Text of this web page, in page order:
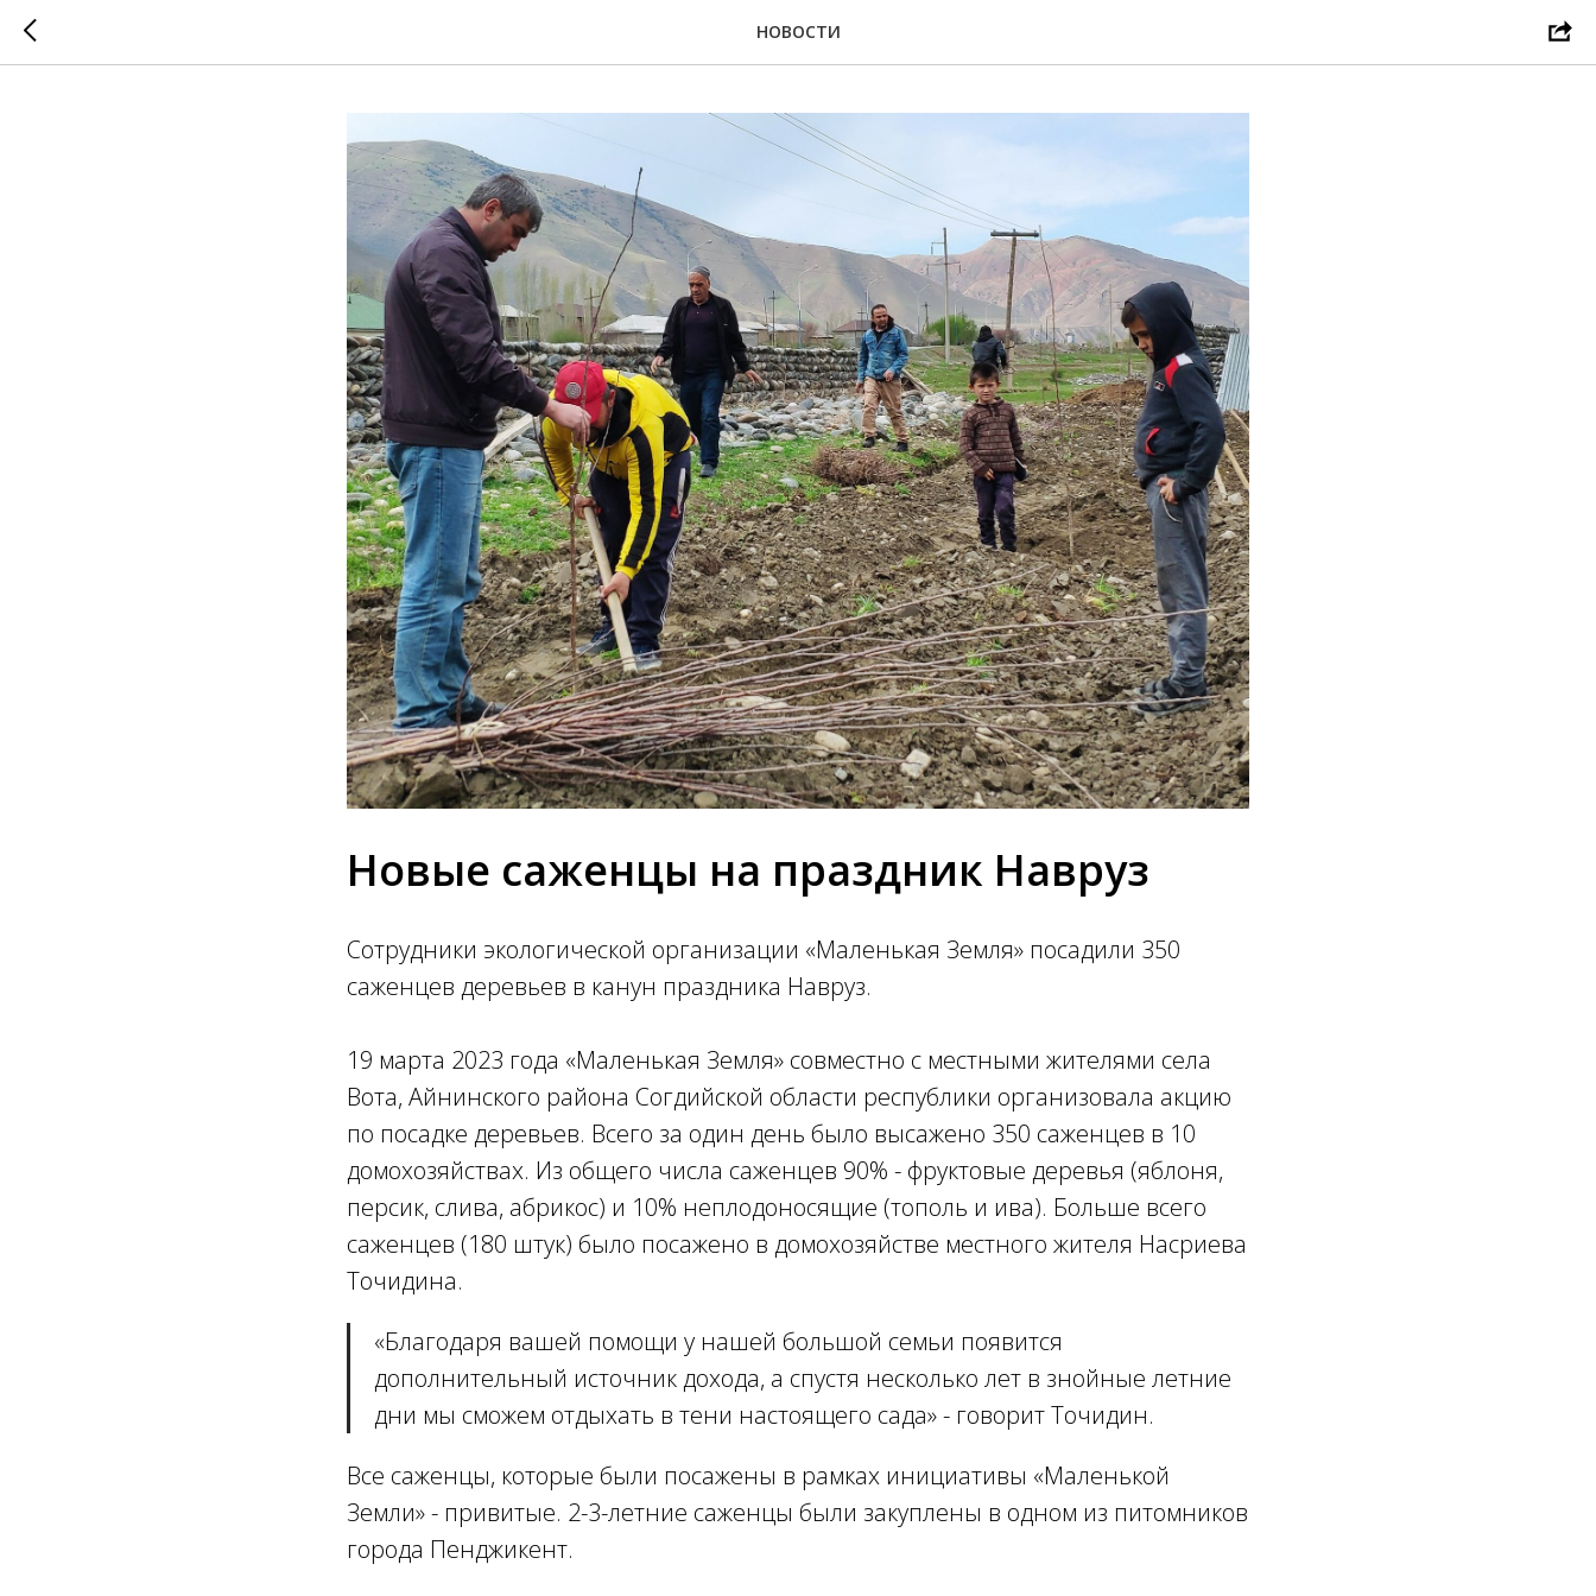
НОВОСТИ
Новые саженцы на праздник Навруз
Сотрудники экологической организации «Маленькая Земля» посадили 350
саженцев деревьев в канун праздника Навруз.
19 марта 2023 года «Маленькая Земля» совместно с местными жителями села
Вота, Айнинского района Согдийской области республики организовала акцию
по посадке деревьев. Всего за один день было высажено 350 саженцев в 10
домохозяйствах. Из общего числа саженцев 90% - фруктовые деревья (яблоня,
персик, слива, абрикос) и 10% неплодоносящие (тополь и ива). Больше всего
саженцев (180 штук) было посажено в домохозяйстве местного жителя Насриева
Точидина.
«Благодаря вашей помощи у нашей большой семьи появится
дополнительный источник дохода, а спустя несколько лет в знойные летние
дни мы сможем отдыхать в тени настоящего сада» - говорит Точидин.
Все саженцы, которые были посажены в рамках инициативы «Маленькой
Земли» - привитые. 2-3-летние саженцы были закуплены в одном из питомников
города Пенджикент.